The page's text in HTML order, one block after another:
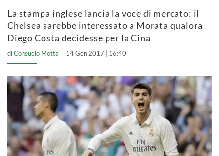
La stampa inglese lancia la voce di mercato: il
Chelsea sarebbe interessato a Morata qualora
Diego Costa decidesse per la Cina
diConsuelo Motta 14 Gen 2017 | 16:40